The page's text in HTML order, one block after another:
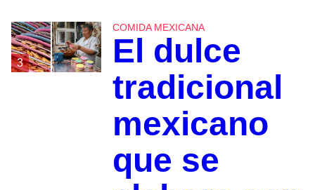
3
COMIDA MEXICANA
El dulce
tradicional
mexicano
que se